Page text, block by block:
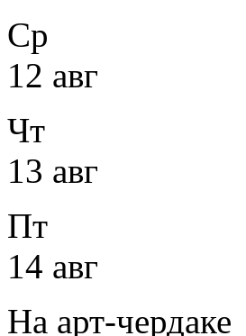
Ср
12 авг
Чт
13 авг
Пт
14 авг
На арт-чердаке